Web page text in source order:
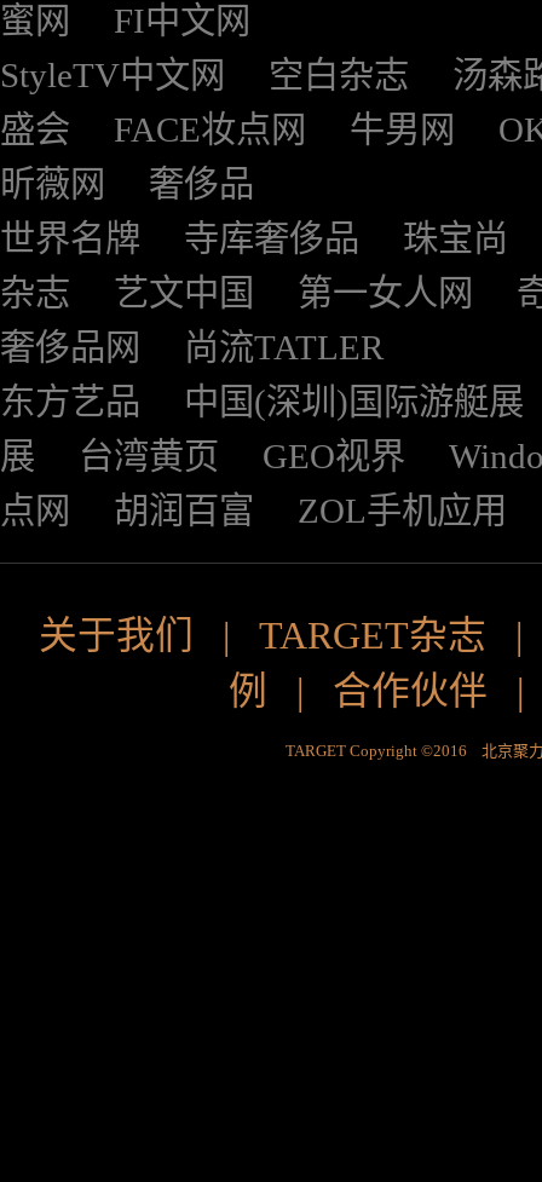
蜜网
FI中文网
StyleTV中文网
空白杂志
汤森
盛会
FACE妆点网 牛男网
昕薇网
奢侈品
世界名牌
寺库奢侈品
珠宝尚
杂志
艺文中国 第一女人网
奢侈品网
尚流TATLER
东方艺品
中国(深圳)国际游艇展
展
台湾黄页 GEO视界
点网
胡润百富 ZOL手机应用
关于我们 | TARGET杂志
例
| 合作伙伴
TARGET Copyright ©2016 北京聚